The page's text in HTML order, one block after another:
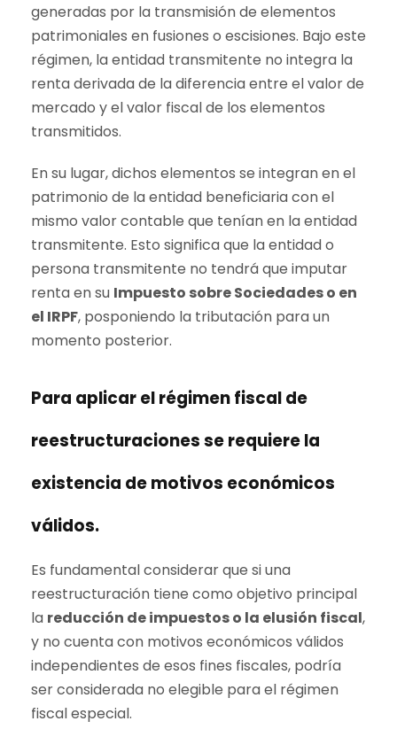
generadas por la transmisión de elementos
patrimoniales en fusiones o escisiones. Bajo este
régimen, la entidad transmitente no integra la
renta derivada de la diferencia entre el valor de
mercado y el valor fiscal de los elementos
transmitidos.
En su lugar, dichos elementos se integran en el
patrimonio de la entidad beneficiaria con el
mismo valor contable que tenían en la entidad
transmitente. Esto significa que la entidad o
persona transmitente no tendrá que imputar
renta en su Impuesto sobre Sociedades o en
el IRPF, posponiendo la tributación para un
momento posterior.
Para aplicar el régimen fiscal de
reestructuraciones se requiere la
existencia de motivos económicos
válidos.
Es fundamental considerar que si una
reestructuración tiene como objetivo principal
la reducción de impuestos o la elusión fiscal,
y no cuenta con motivos económicos válidos
independientes de esos fines fiscales, podría
ser considerada no elegible para el régimen
fiscal especial.